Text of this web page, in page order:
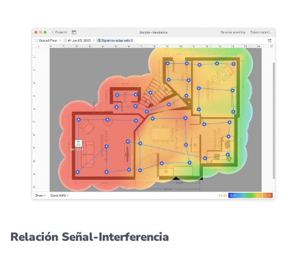
Relación Señal-Interferencia